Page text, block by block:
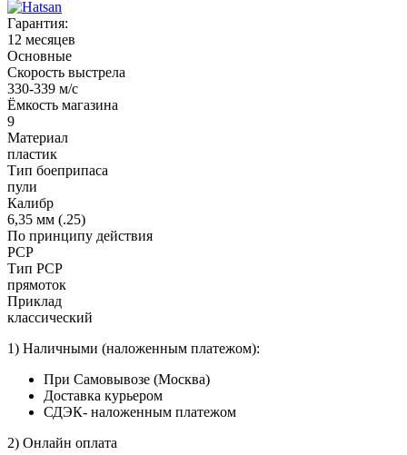
Гарантия:
12 месяцев
Основные
Скорость выстрела
330-339 м/с
Ёмкость магазина
9
Материал
пластик
Тип боеприпаса
пули
Калибр
6,35 мм (.25)
По принципу действия
PCP
Тип PCP
прямоток
Приклад
классический
1) Наличными (наложенным платежом):
При Самовывозе (Москва)
Доставка курьером
СДЭК- наложенным платежом
2) Онлайн оплата